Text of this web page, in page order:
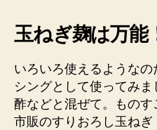
玉ねぎ麹は万能
いろいろ使えるような
シングとして使ってみ
酢などと混ぜて。ものす
市販のすりおろし玉ね